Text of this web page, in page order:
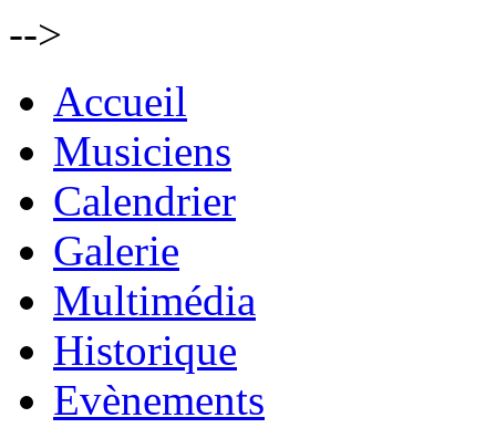
-->
Accueil
Musiciens
Calendrier
Galerie
Multimédia
Historique
Evènements